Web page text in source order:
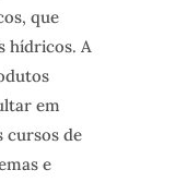
que
hídricos. A
em
cursos de
e